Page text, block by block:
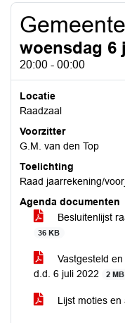
woensdag 6
20:00 - 00:00
Locatie
Raadzaal
Voorzitter
G.M. van den Top
Toelichting
Raad jaarrekening/
Agenda documenten
Besluitenlijst
36 KB
Vastgesteld
d.d. 6 juli 2022
2 MB
Lijst moties